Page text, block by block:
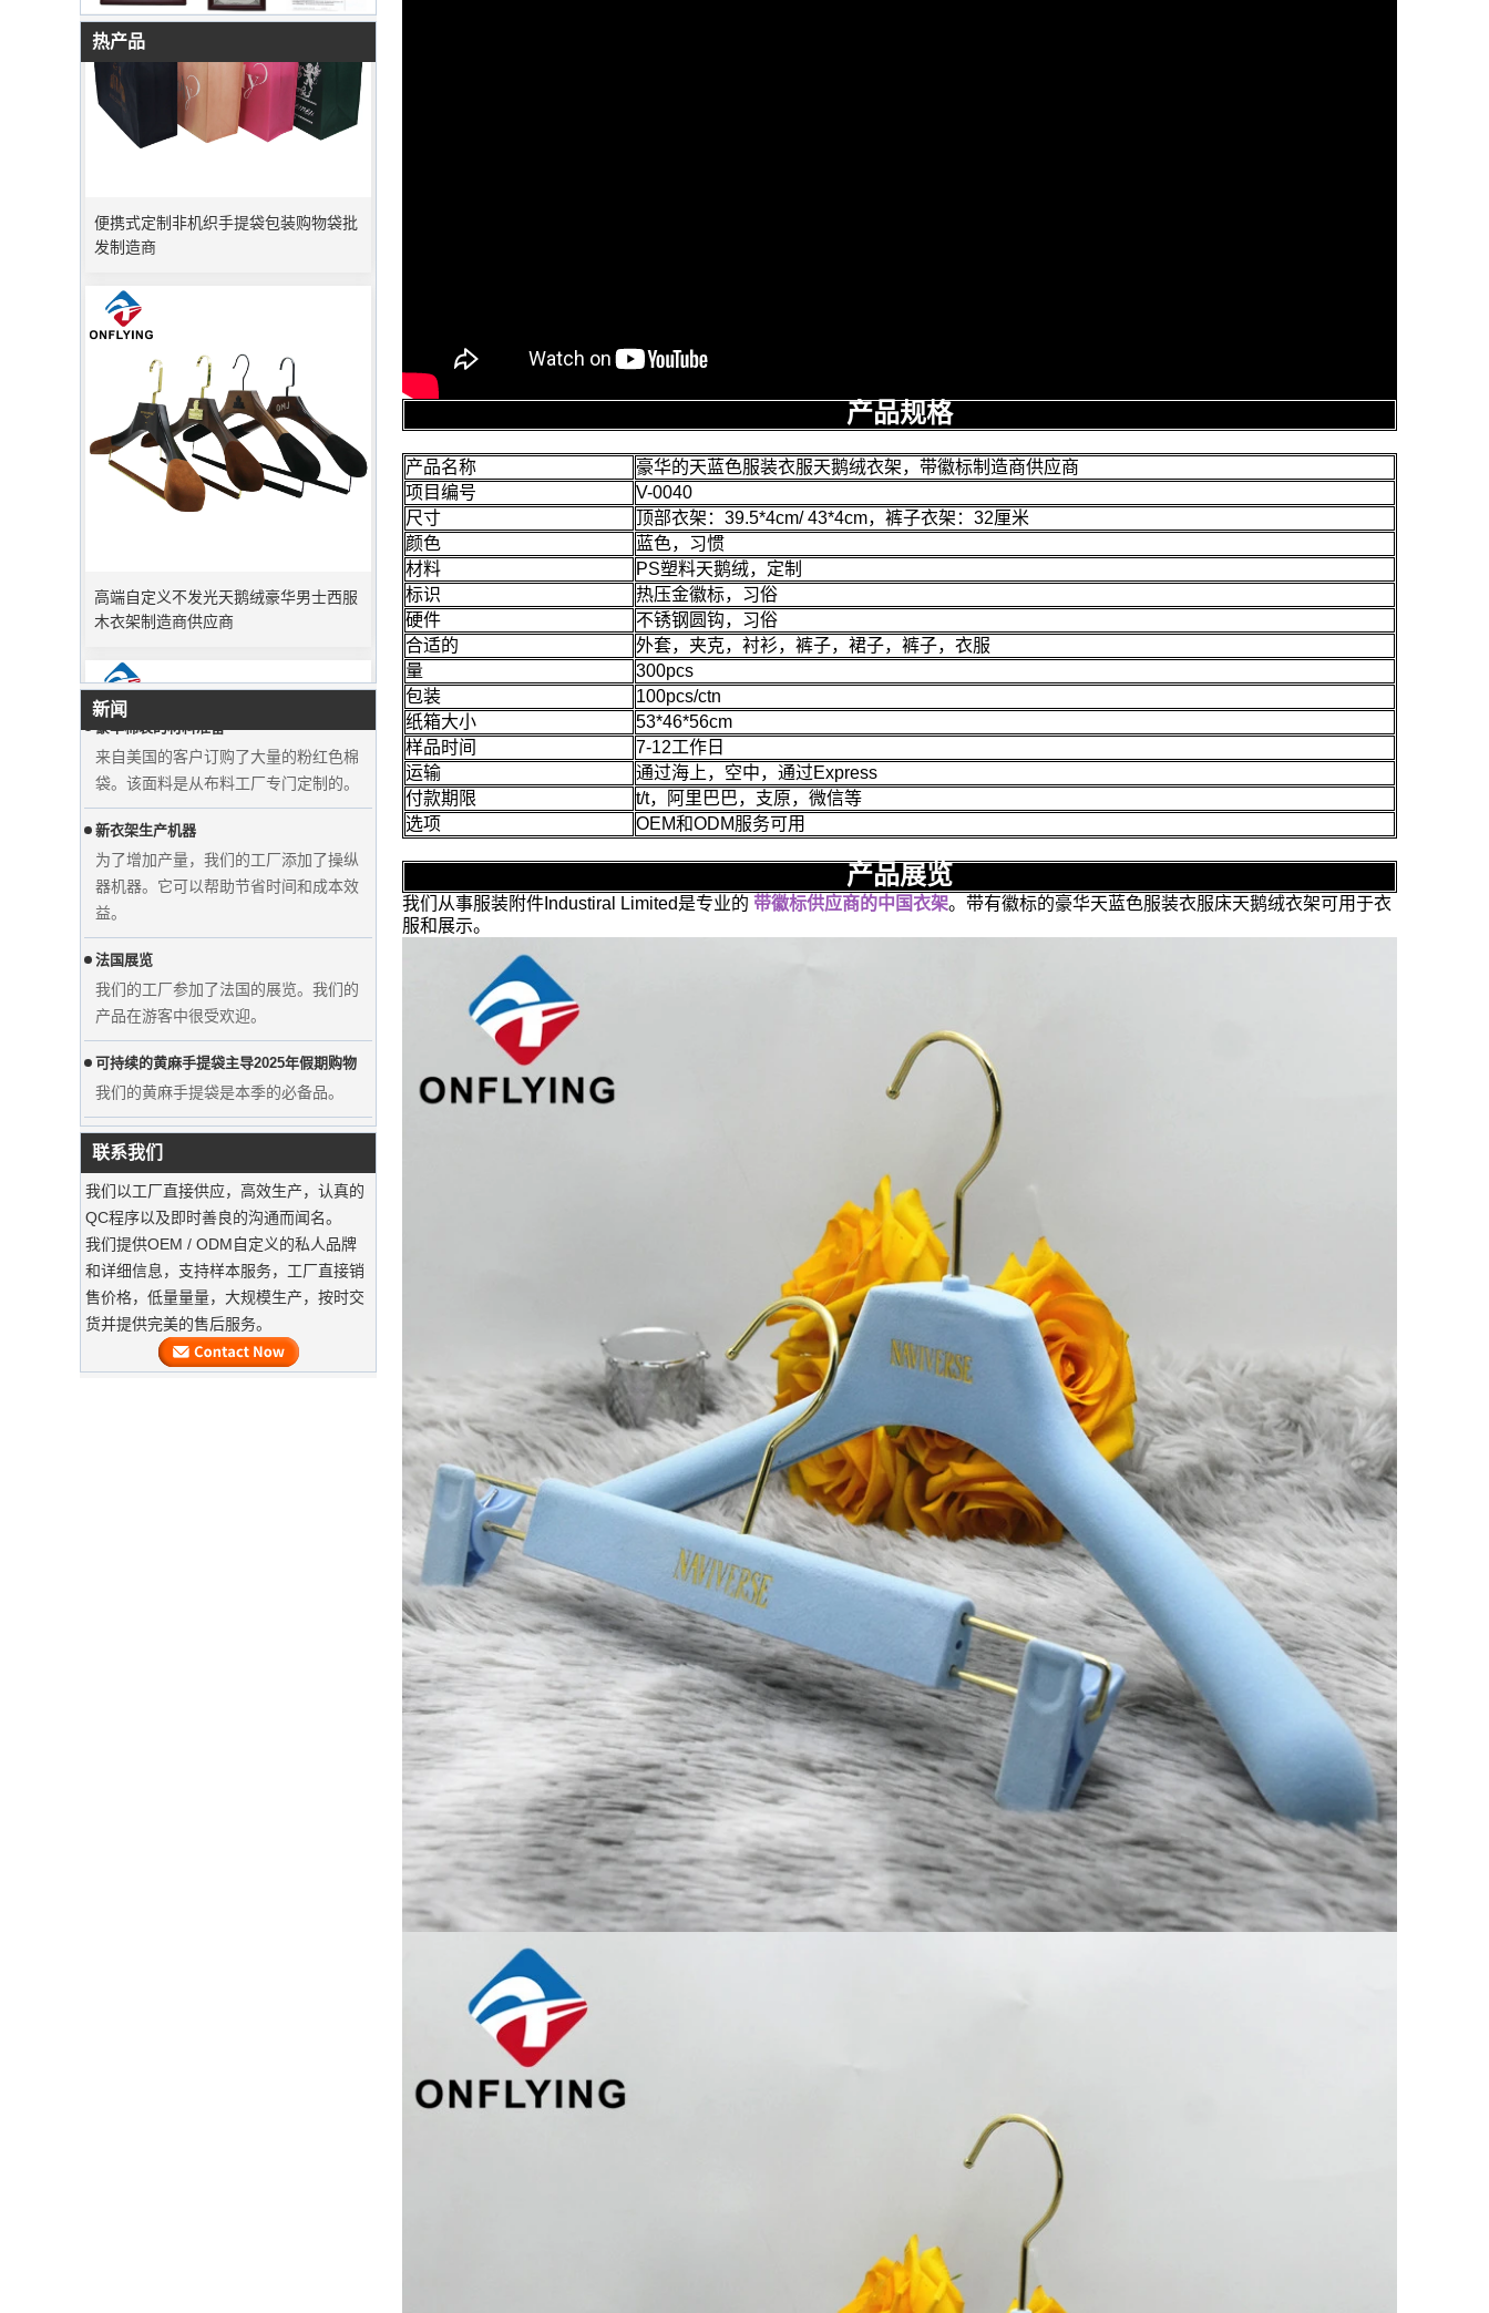
热产品
商供应商
豪华定制天然帆布服装棉花袋工厂供应
商
新闻
圣诞节即将到来。许多客户下订单并计
划开始假期。工厂正在急忙生产度假后
豪华棉袋的材料准备
来自美国的客户订购了大量的粉红色棉
新衣架生产机器
为了增加产量，我们的工厂添加了操纵
益。
法国展览
我们的工厂参加了法国的展览。我们的
可持续的黄麻手提袋主导2025年假期购物‌
我们的黄麻手提袋是本季的必备品。
用豪华防尘袋保留西装‌
我们的工厂可以提供高端定制的服装袋
可持续木制衣架
服装自定义天鹅绒衣架
我们的工厂可以提供高端定制的天鹅绒
衣架。
wood
大量的木制衣架即将完成。它是木制西
联系我们
我们以工厂直接供应，高效生产，认真的
QC程序以及即时善良的沟通而闻名。
我们提供OEM / ODM自定义的私人品牌
和详细信息，支持样本服务，工厂直接销
售价格，低量量量，大规模生产，按时交
货并提供完美的售后服务。
产品规格
产品名称
豪华的天蓝色服装衣服天鹅绒衣架，带徽标制造商供应商
项目编号
V-0040
尺寸
顶部衣架：39.5*4cm/ 43*4cm，裤子衣架：32厘米
颜色
蓝色，习惯
材料
PS塑料天鹅绒，定制
标识
热压金徽标，习俗
硬件
不锈钢圆钩，习俗
合适的
外套，夹克，衬衫，裤子，裙子，裤子，衣服
量
300pcs
包装
100pcs/ctn
纸箱大小
53*46*56cm
样品时间
7-12工作日
运输
通过海上，空中，通过Express
付款期限
t/t，阿里巴巴，支原，微信等
选项
OEM和ODM服务可用
产品展览
我们从事服装附件Industiral Limited是专业的 带徽标供应商的中国衣架。带有徽标的豪华天蓝色服装衣服床天鹅绒衣架可用于衣
服和展示。